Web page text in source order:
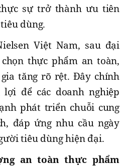
sự trở thành ưu tiên
dùng.
Việt Nam, sau đại
thực phẩm an toàn,
tăng rõ rệt. Đây chính
để các doanh nghiệp
phát triển chuỗi cung
đáp ứng nhu cầu ngày
tiêu dùng hiện đại.
an toàn thực phẩm